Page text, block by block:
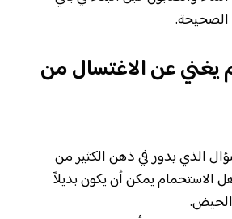
يغني عن الاغتسال من
الذي يدور في ذهن الكثير من
الاستحمام يمكن أن يكون بديلاً